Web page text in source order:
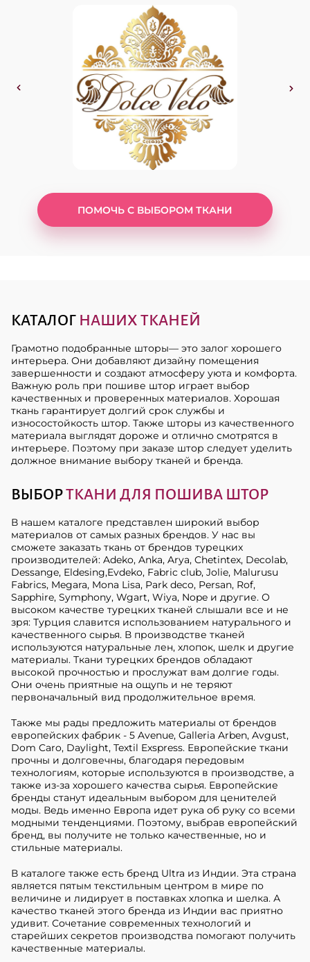
ПОМОЧЬ С ВЫБОРОМ ТКАНИ
КАТАЛОГ НАШИХ ТКАНЕЙ
Грамотно подобранные шторы— это залог хорошего
интерьера. Они добавляют дизайну помещения
завершенности и создают атмосферу уюта и комфорта.
Важную роль при пошиве штор играет выбор
качественных и проверенных материалов. Хорошая
ткань гарантирует долгий срок службы и
износостойкость штор. Также шторы из качественного
материала выглядят дороже и отлично смотрятся в
интерьере. Поэтому при заказе штор следует уделить
должное внимание выбору тканей и бренда.
ВЫБОРТКАНИ ДЛЯ ПОШИВА ШТОР
В нашем каталоге представлен широкий выбор
материалов от самых разных брендов. У нас вы
сможете заказать ткань от брендов турецких
производителей: Adeko, Anka, Arya, Chetintex, Decolab,
Dessange, Eldesing,Evdeko, Fabric club, Jolie, Malurusu
Fabrics, Megara, Mona Lisa, Park deco, Persan, Rof,
Sapphire, Symphony, Wgart, Wiya, Nope и другие. О
высоком качестве турецких тканей слышали все и не
зря: Турция славится использованием натурального и
качественного сырья. В производстве тканей
используются натуральные лен, хлопок, шелк и другие
материалы. Ткани турецких брендов обладают
высокой прочностью и прослужат вам долгие годы.
Они очень приятные на ощупь и не теряют
первоначальный вид продолжительное время.
Также мы рады предложить материалы от брендов
европейских фабрик - 5 Avenue, Galleria Arben, Avgust,
Dom Caro, Daylight, Textil Exspress. Европейские ткани
прочны и долговечны, благодаря передовым
технологиям, которые используются в производстве, а
также из-за хорошего качества сырья. Европейские
бренды станут идеальным выбором для ценителей
моды. Ведь именно Европа идет рука об руку со всеми
модными тенденциями. Поэтому, выбрав европейский
бренд, вы получите не только качественные, но и
стильные материалы.
В каталоге также есть бренд Ultra из Индии. Эта страна
является пятым текстильным центром в мире по
величине и лидирует в поставках хлопка и шелка. А
качество тканей этого бренда из Индии вас приятно
удивит. Сочетание современных технологий и
старейших секретов производства помогают получить
качественные материалы.